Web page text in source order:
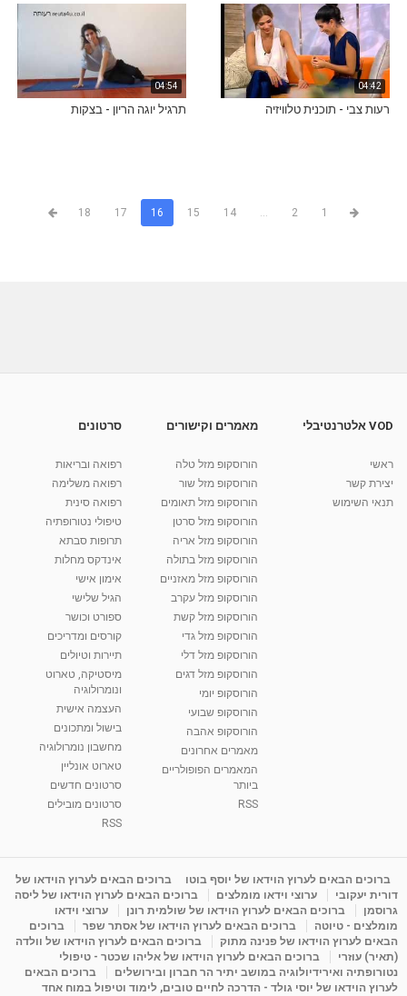
04:42
רעות צבי - תוכנית טלוויזיה
04:54
תרגיל יוגה הריון - בצקות
1
2
...
14
15
16
17
18
VOD אלטרנטיבלי
ראשי
יצירת קשר
תנאי השימוש
מאמרים וקישורים
הורוסקופ מזל טלה
הורוסקופ מזל שור
הורוסקופ מזל תאומים
הורוסקופ מזל סרטן
הורוסקופ מזל אריה
הורוסקופ מזל בתולה
הורוסקופ מזל מאזניים
הורוסקופ מזל עקרב
הורוסקופ מזל קשת
הורוסקופ מזל גדי
הורוסקופ מזל דלי
הורוסקופ מזל דגים
הורוסקופ יומי
הורוסקופ שבועי
הורוסקופ אהבה
מאמרים אחרונים
המאמרים הפופולריים
ביותר
RSS
סרטונים
רפואה ובריאות
רפואה משלימה
רפואה סינית
טיפולי נטורופתיה
תרופות סבתא
אינדקס מחלות
אימון אישי
הגיל שלישי
ספורט וכושר
קורסים ומדריכים
תיירות וטיולים
מיסטיקה, טארוט
ונומרולוגיה
העצמה אישית
בישול ומתכונים
מחשבון נומרולוגיה
טארוט אונליין
סרטונים חדשים
סרטונים מובילים
RSS
ברוכים הבאים לערוץ הוידאו של יוסף בוטו
ברוכים הבאים לערוץ הוידאו של
דורית יעקובי
ערוצי וידאו מומלצים
ברוכים הבאים לערוץ הוידאו של ליסה
גרוסמן
ברוכים הבאים לערוץ הוידאו של שולמית רונן
ערוצי וידאו
מומלצים - טיוטה
ברוכים הבאים לערוץ הוידאו של אסתר שפר
ברוכים
הבאים לערוץ הוידאו של פנינה מתוק
ברוכים הבאים לערוץ הוידאו של וולדה
(תאיר) עוזרי
ברוכים הבאים לערוץ הוידאו של אליהו שכטר - טיפולי
נטורופתיה ואירידיולוגיה במושב יתיר הר חברון ובירושלים
ברוכים הבאים
לערוץ הוידאו של יוסי גולד - הדרכה לחיים טובים, לימוד וטיפול במוח אחד